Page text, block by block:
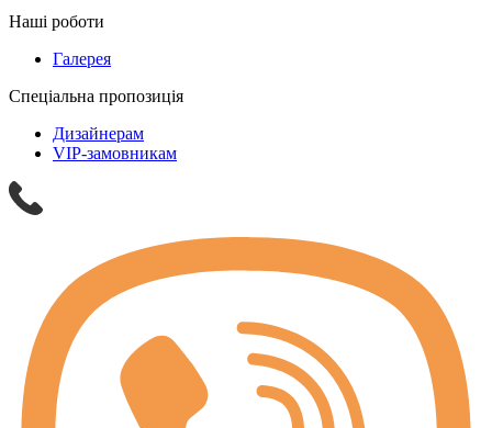
Наші роботи
Галерея
Спеціальна пропозиція
Дизайнерам
VIP-замовникам